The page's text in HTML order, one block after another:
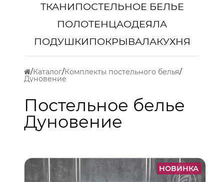
ТКАНИПОСТЕЛЬНОЕ БЕЛЬЕ
ПОЛОТЕНЦАОДЕЯЛА
ПОДУШКИПОКРЫВАЛАКУХНЯ
Каталог Комплекты постельного белья
Дуновение
Постельное белье
Дуновение
НОВИНКА